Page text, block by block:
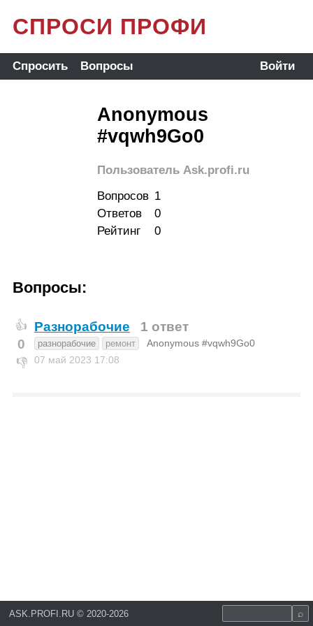
СПРОСИ ПРОФИ
Спросить Вопросы Войти
Anonymous
#vqwh9Go0
Пользователь Ask.profi.ru
Вопросов 1
Ответов
0
Рейтинг
0
Вопросы:
👍
0
👎
Разнорабочие 1 ответ
разнорабочие ремонт
Anonymous #vqwh9Go0
07 май 2023 17:08
ASK.PROFI.RU © 2020-2026